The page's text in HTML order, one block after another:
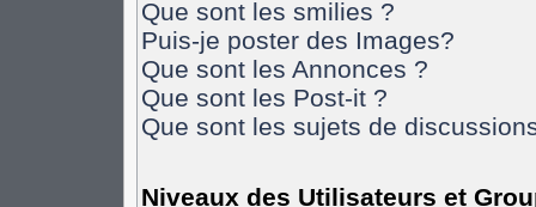
Que sont les smilies ?
Puis-je poster des Images?
Que sont les Annonces ?
Que sont les Post-it ?
Que sont les sujets de
Niveaux des Utilisateurs et